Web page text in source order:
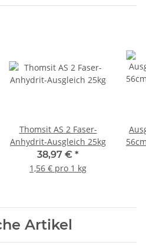
Thomsit AS 2 Faser-
Anhydrit-Ausgleich 25kg
38,97 € *
1,56 € pro 1 kg
Artikel